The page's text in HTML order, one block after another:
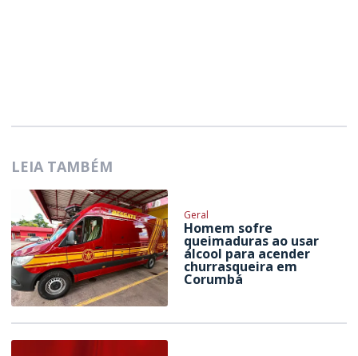
LEIA TAMBÉM
Geral
Homem sofre
queimaduras ao usar
álcool para acender
churrasqueira em
Corumbá